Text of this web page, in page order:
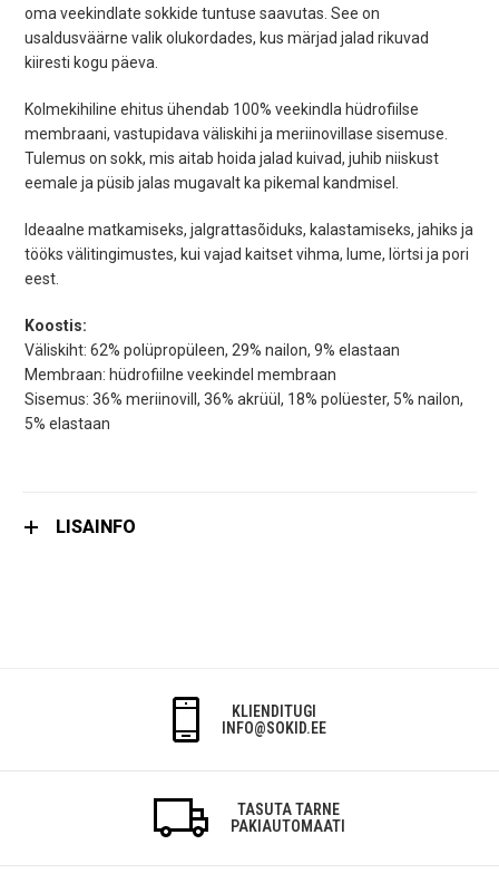
oma veekindlate sokkide tuntuse saavutas. See on
usaldusväärne valik olukordades, kus märjad jalad rikuvad
kiiresti kogu päeva.
Kolmekihiline ehitus ühendab 100% veekindla hüdrofiilse
membraani, vastupidava väliskihi ja meriinovillase sisemuse.
Tulemus on sokk, mis aitab hoida jalad kuivad, juhib niiskust
eemale ja püsib jalas mugavalt ka pikemal kandmisel.
Ideaalne matkamiseks, jalgrattasõiduks, kalastamiseks, jahiks ja
tööks välitingimustes, kui vajad kaitset vihma, lume, lörtsi ja pori
eest.
Koostis:
Väliskiht: 62% polüpropüleen, 29% nailon, 9% elastaan
Membraan: hüdrofiilne veekindel membraan
Sisemus: 36% meriinovill, 36% akrüül, 18% polüester, 5% nailon,
5% elastaan
LISAINFO
KLIENDITUGI
INFO@SOKID.EE
TASUTA TARNE
PAKIAUTOMAATI